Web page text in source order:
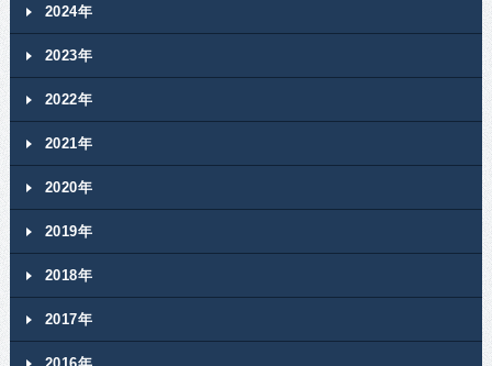
2024年
2023年
2022年
2021年
2020年
2019年
2018年
2017年